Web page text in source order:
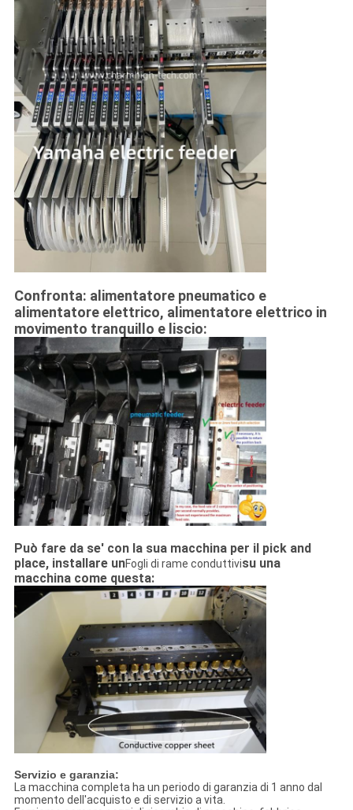
Confronta: alimentatore pneumatico e
alimentatore elettrico, alimentatore elettrico in
movimento tranquillo e liscio:
Può fare da se' con la sua macchina per il pick and
place, installare unFogli di rame conduttivisu una
macchina come questa:
Servizio e garanzia:
La macchina completa ha un periodo di garanzia di 1 anno dal
momento dell'acquisto e di servizio a vita.